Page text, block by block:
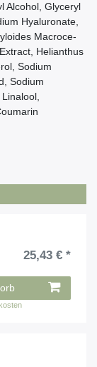
Alcohol, Glyceryl
Hyaluronate,
Macroce-
Helianthus
Sodium
Sodium
25,43 € *